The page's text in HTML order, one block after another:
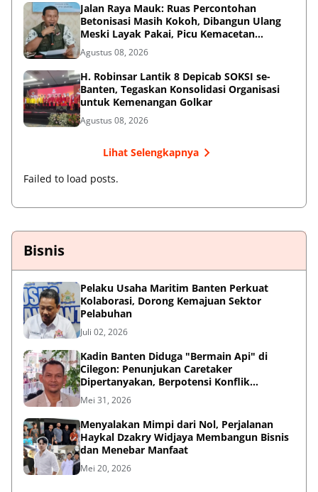
Jalan Raya Mauk: Ruas Percontohan
Betonisasi Masih Kokoh, Dibangun Ulang
Meski Layak Pakai, Picu Kemacetan
Panjang
Agustus 08, 2026
H. Robinsar Lantik 8 Depicab SOKSI se-
Banten, Tegaskan Konsolidasi Organisasi
untuk Kemenangan Golkar
Agustus 08, 2026
Lihat Selengkapnya
Failed to load posts.
Bisnis
Pelaku Usaha Maritim Banten Perkuat
Kolaborasi, Dorong Kemajuan Sektor
Pelabuhan
Juli 02, 2026
Kadin Banten Diduga "Bermain Api" di
Cilegon: Penunjukan Caretaker
Dipertanyakan, Berpotensi Konflik
Kepentingan
Mei 31, 2026
Menyalakan Mimpi dari Nol, Perjalanan
Haykal Dzakry Widjaya Membangun Bisnis
dan Menebar Manfaat
Mei 20, 2026